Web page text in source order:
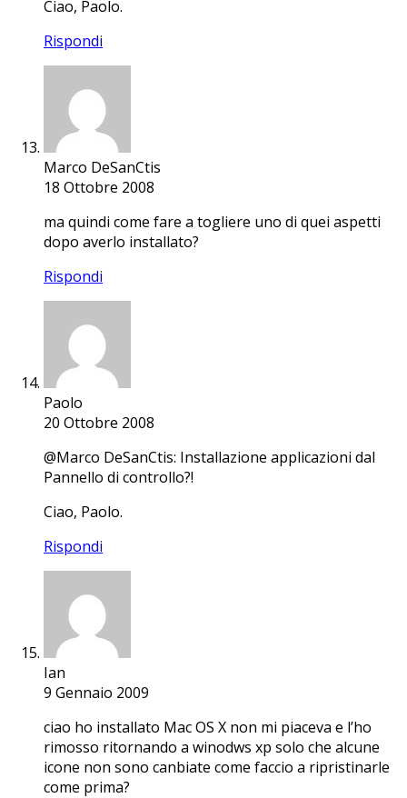
Ciao, Paolo.
Rispondi
Marco DeSanCtis
18 Ottobre 2008
ma quindi come fare a togliere uno di quei aspetti
dopo averlo installato?
Rispondi
Paolo
20 Ottobre 2008
@Marco DeSanCtis: Installazione applicazioni dal
Pannello di controllo?!
Ciao, Paolo.
Rispondi
Ian
9 Gennaio 2009
ciao ho installato Mac OS X non mi piaceva e l’ho
rimosso ritornando a winodws xp solo che alcune
icone non sono canbiate come faccio a ripristinarle
come prima?